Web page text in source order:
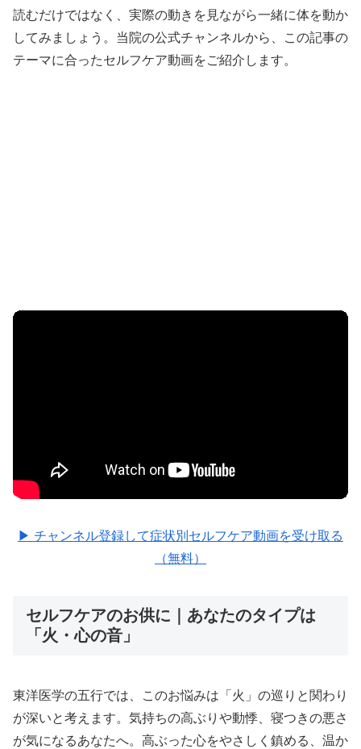
読むだけではなく、実際の動きを見ながら一緒に体を動か
してみましょう。当院の公式チャンネルから、この記事の
テーマに合ったセルフケア動画をご紹介します。
▶ チャンネル登録して症状別セルフケア動画を受け取る
（無料）
セルフケアのお供に｜あなたのタイプは
「火・心の音」
東洋医学の五行では、このお悩みは「火」の巡りと関わり
が深いと考えます。気持ちの高ぶりや動悸、寝つきの悪さ
が気になるあなたへ。高ぶった心をやさしく鎮める、温か